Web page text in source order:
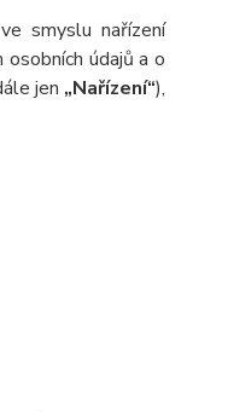
smyslu nařízení
údajů a o
jen „Nařízení“),